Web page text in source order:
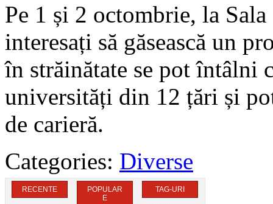
Pe 1 și 2 octombrie, la
interesați să găsească un
în străinătate se pot întâlni
universități din 12 țări și
de carieră.
Categories: Diverse
RECENTE
POPULAR
E
TAG-URI